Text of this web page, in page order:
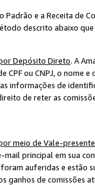
Padrão e a Receita de
descrito abaixo que
Depósito Direto. A
CPF ou CNPJ, o nome
informações de
de reter as
meio de Vale-
mail principal em sua
auferidas e estão
ganhos de comissões